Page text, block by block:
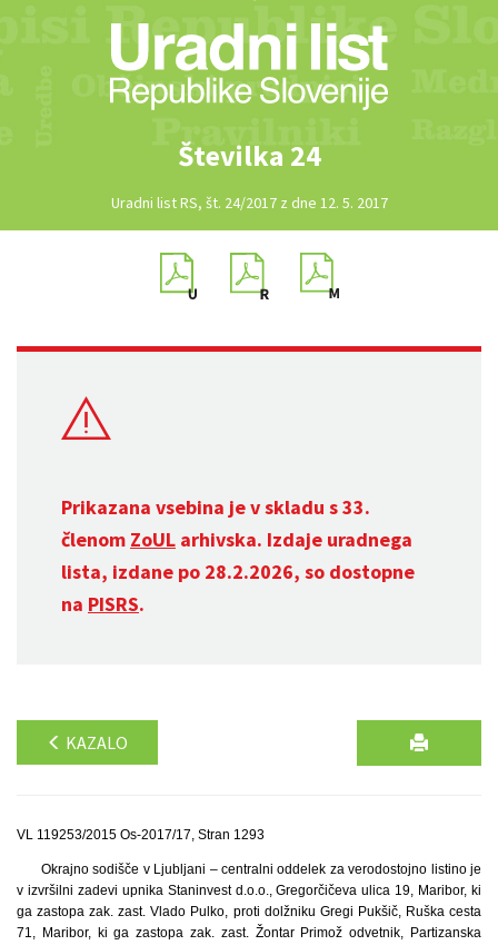
Številka 24
Uradni list RS, št. 24/2017 z dne 12. 5. 2017
Prikazana vsebina je v skladu s 33.
členom ZoUL arhivska. Izdaje uradnega
lista, izdane po 28.2.2026, so dostopne
na PISRS.
KAZALO
VL 119253/2015 Os-2017/17, Stran 1293
Okrajno sodišče v Ljubljani – centralni oddelek za verodostojno listino je
v izvršilni zadevi upnika Staninvest d.o.o., Gregorčičeva ulica 19, Maribor, ki
ga zastopa zak. zast. Vlado Pulko, proti dolžniku Gregi Pukšič, Ruška cesta
71, Maribor, ki ga zastopa zak. zast. Žontar Primož odvetnik, Partizanska